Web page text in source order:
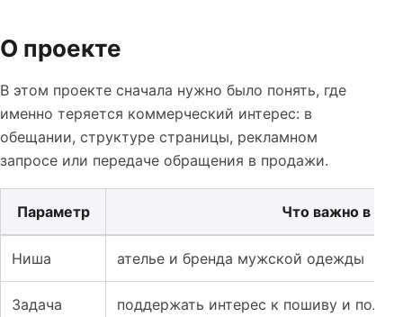
О проекте
В этом проекте сначала нужно было понять, где
именно теряется коммерческий интерес: в
обещании, структуре страницы, рекламном
запросе или передаче обращения в продажи.
Параметр Что важно в
Ниша ателье и бренда мужской одежды
Задача
поддержать интерес к пошиву и